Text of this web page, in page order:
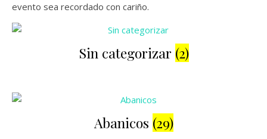
evento sea recordado con cariño.
Sin categorizar (2)
Abanicos (29)